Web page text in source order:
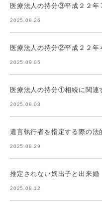
医療法人の持分③平成２２年
2025.09.26
医療法人の持分②平成２２年
2025.09.05
医療法人の持分①相続に関連
2025.09.03
遺言執行者を指定する際の法
2025.08.29
推定されない嫡出子と出来婚
2025.08.12